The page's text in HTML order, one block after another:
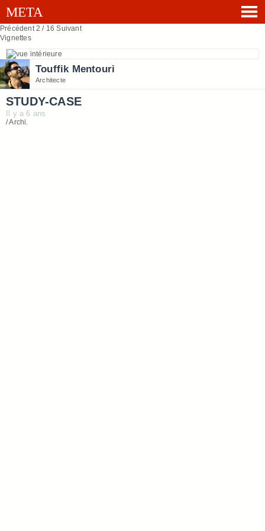
Précédent 2 / 16 Suivant
Vignettes
Touffik Mentouri
Architecte
STUDY-CASE
Il y a 6 ans
/ Archi.